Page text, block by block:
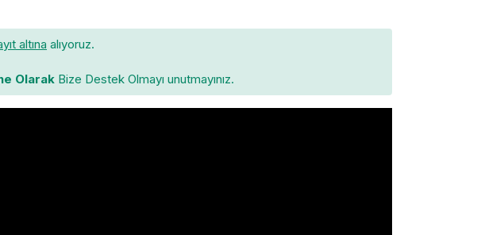
altına alıyoruz.
Olarak Bize Destek Olmayı unutmayınız.